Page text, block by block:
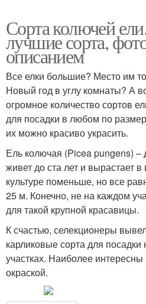
Сорта колючей
лучшие сорта,
описанием
Все елки большие? Место им
Новый год в углу комнаты? А
огромное количество сортов
для посадки в любом по
их можно красиво украсить.
Ель колючая (Picea pungens) –
живет до ста лет и вырастает
культуре поменьше, но все
25 м. Конечно, не на каждом
для такой крупной красавицы.
К счастью, селекционеры
карликовые сорта для
участках. Наиболее интересны
окраской.